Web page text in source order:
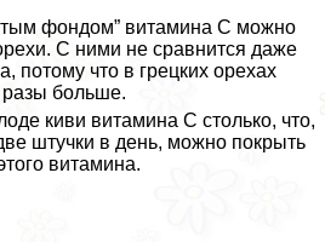
фондом” витамина С можно
С ними не сравнится даже
потому что в грецких орехах
разы больше.
киви витамина C столько, что,
штучки в день, можно покрыть
витамина.